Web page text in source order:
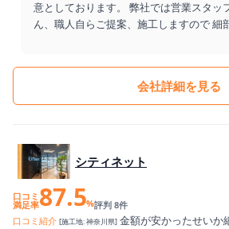
意としております。 弊社では営業スタッ
ん、職人自らご提案、施工しますので 細
会社詳細を見る
シティネット
口コミ
満足率87.5%評判 8件
口コミ紹介 [施工地: 神奈川県] 金額が安かったせいか